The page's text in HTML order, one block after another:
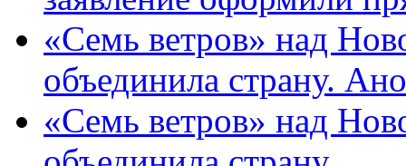
«Семь ветров» над
объединила страну.
«Семь ветров» над